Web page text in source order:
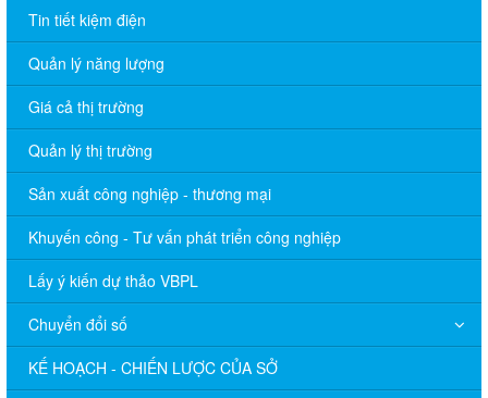
Tin tiết kiệm điện
Quản lý năng lượng
Giá cả thị trường
Quản lý thị trường
Sản xuất công nghiệp - thương mại
Khuyến công - Tư vấn phát triển công nghiệp
Lấy ý kiến dự thảo VBPL
Chuyển đổi số
KẾ HOẠCH - CHIẾN LƯỢC CỦA SỞ